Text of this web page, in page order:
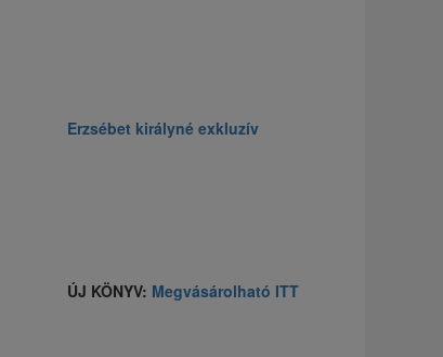
Erzsébet királyné exkluzív
ÚJ KÖNYV: Megvásárolható ITT